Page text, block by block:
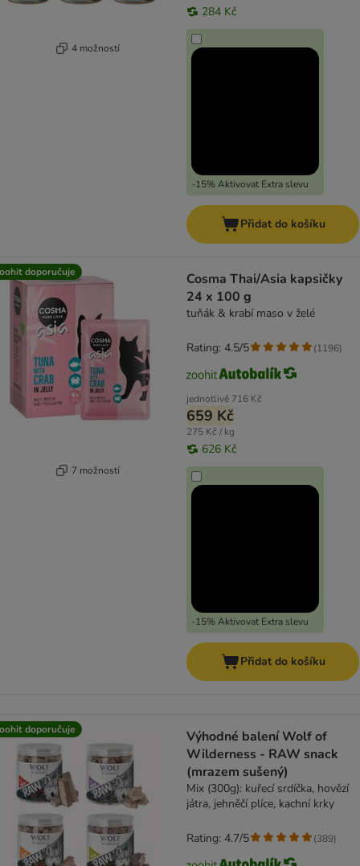
4 možností
284 Kč
-15% Aktivovat Extra slevu
Přidat do košíku
doporučuje
7 možností
Cosma Thai/Asia kapsičky
24 x 100 g
tuňák & krabí maso v želé
jednotlivě 716 Kč
659 Kč
275 Kč / kg
626 Kč
-15% Aktivovat Extra slevu
Rating: 4.5/5 (1196)
Přidat do košíku
doporučuje
Výhodné balení Wolf of
Wilderness - RAW snack
(mrazem sušený)
Mix (300g): kuřecí srdíčka, hovězí
játra, jehněčí plíce, kachní krky
Rating: 4.7/5 (389)